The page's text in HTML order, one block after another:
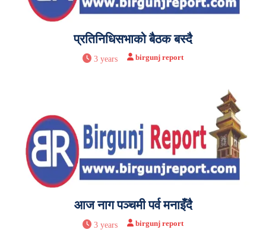
प्रतिनिधिसभाको बैठक बस्दै
3 years birgunj report
आज नाग पञ्चमी पर्व मनाइँदै
3 years birgunj report